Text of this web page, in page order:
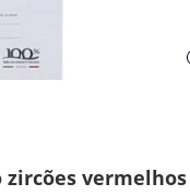
zircões vermelhos